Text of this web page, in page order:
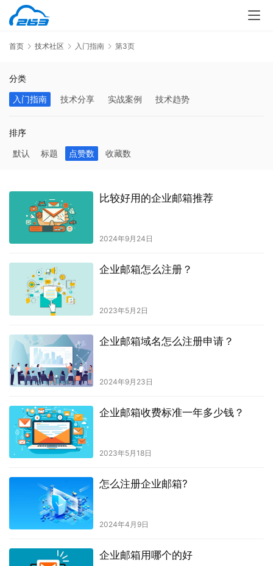
首页 技术社区 入门指南 第3页
分类
入门指南
技术分享 实战案例 技术趋势
排序
默认
标题 点赞数 收藏数
比较好用的企业邮箱推荐
2024年9月24日
企业邮箱怎么注册？
2023年5月2日
企业邮箱域名怎么注册申请？
2024年9月23日
企业邮箱收费标准一年多少钱？
2023年5月18日
怎么注册企业邮箱?
2024年4月9日
企业邮箱用哪个的好